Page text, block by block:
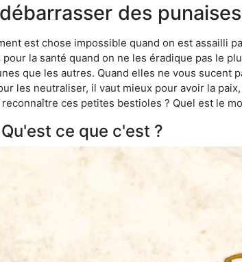
des
est chose impossible quand on est assailli
la santé quand on ne les éradique pas le
que les autres. Quand elles ne vous sucent
les neutraliser, il vaut mieux pour avoir la paix,
ces petites bestioles ? Quel est le
ce que c'est ?